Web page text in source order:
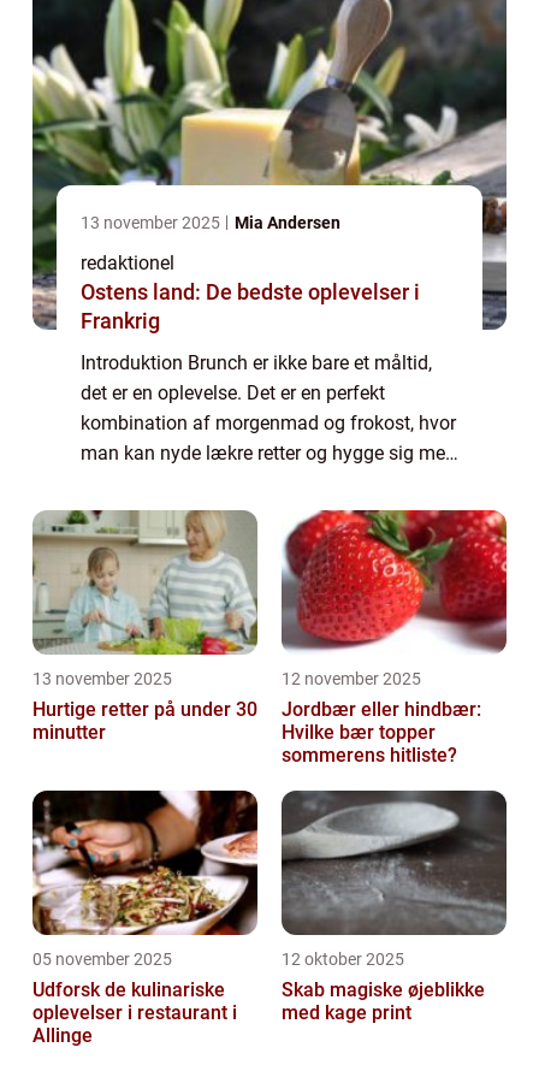
13 november 2025 Mia Andersen
redaktionel
Ostens land: De bedste oplevelser i
Frankrig
Introduktion Brunch er ikke bare et måltid,
det er en oplevelse. Det er en perfekt
kombination af morgenmad og frokost, hvor
man kan nyde lækre retter og hygge sig med
populært i de seneste år, og det er i...
13 november 2025
Hurtige retter på under 30
minutter
12 november 2025
Jordbær eller hindbær:
Hvilke bær topper
sommerens hitliste?
05 november 2025
Udforsk de kulinariske
oplevelser i restaurant i
Allinge
12 oktober 2025
Skab magiske øjeblikke
med kage print